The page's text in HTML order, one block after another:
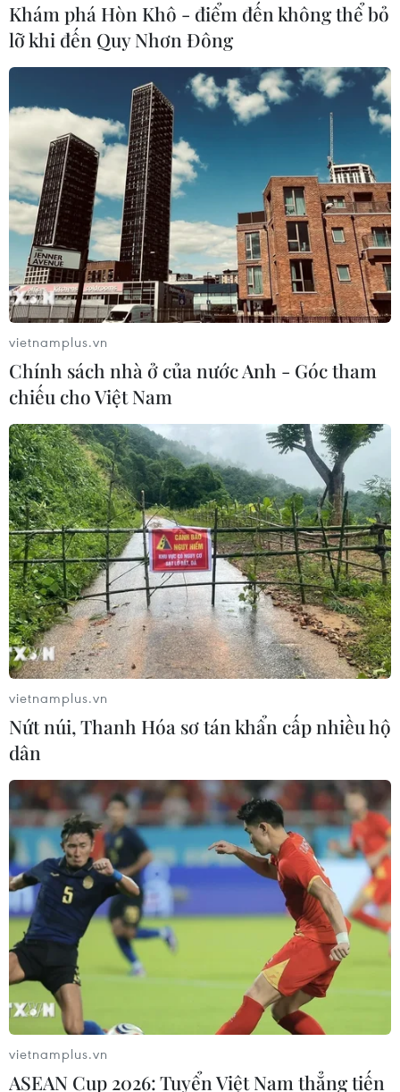
TIN CÙNG CHUYÊN MỤC
Ớt nhập khẩu từ Mexico khiến hàng
trăm người tiêu dùng Mỹ nhiễm
Khám phá Hòn Khô - điểm đến không thể bỏ
lỡ khi đến Quy Nhơn Đông
vietnamplus.vn
Chính sách nhà ở của nước Anh - Góc tham
chiếu cho Việt Nam
vietnamplus.vn
Nứt núi, Thanh Hóa sơ tán khẩn cấp nhiều hộ
dân
vietnamplus.vn
ASEAN Cup 2026: Tuyển Việt Nam thẳng tiến